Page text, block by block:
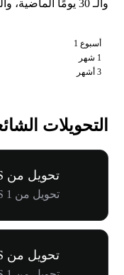
والـ 30 يومًا الماضية، والـ 90 يومًا الماضية.
أسبوع 1
1 شهر
3 أشهر
التحويلات
تحويل من ZEUS إلى USD
تحويل من 1 ZEUS إلى $0.000000
تحويل من ZEUS إلى PHP